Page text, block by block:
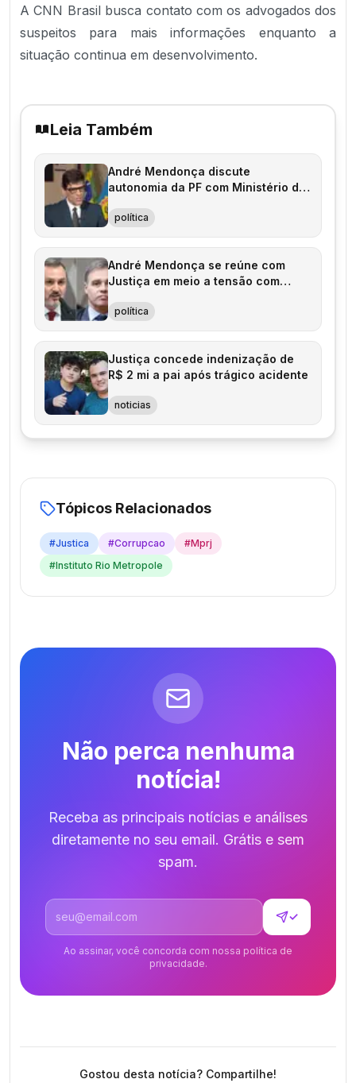
A CNN Brasil busca contato com os advogados dos
suspeitos para mais informações enquanto a
situação continua em desenvolvimento.
Leia Também
André Mendonça discute
autonomia da PF com Ministério da
política
André Mendonça se reúne com
Justiça em meio a tensão com
política
Justiça concede indenização de
R$ 2 mi a pai após trágico acidente
noticias
Tópicos Relacionados
#Justica #Corrupcao #Mprj
#Instituto Rio Metropole
Não perca nenhuma
notícia!
Receba as principais notícias e análises
diretamente no seu email. Grátis e sem
spam.
Endereço de email
✓
Ao assinar, você concorda com nossa política de
privacidade.
Gostou desta notícia? Compartilhe!